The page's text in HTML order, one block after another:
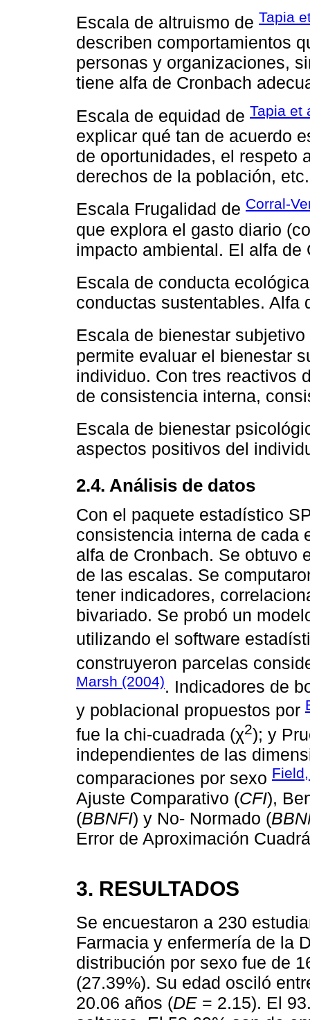
Escala de altruismo de Tapia
describen comportamientos
personas y organizaciones,
tiene alfa de Cronbach
Escala de equidad de Tapia et
explicar qué tan de acuerdo
de oportunidades, el respeto
derechos de la población,
Escala Frugalidad de Corral-
que explora el gasto diario
impacto ambiental. El alfa de
Escala de conducta
conductas sustentables. Alfa
Escala de bienestar
permite evaluar el bienestar
individuo. Con tres reactivos
de consistencia interna,
Escala de bienestar
aspectos positivos del
2.4. Análisis de datos
Con el paquete estadístico
consistencia interna de cada
alfa de Cronbach. Se obtuvo
de las escalas. Se
tener indicadores,
bivariado. Se probó un
utilizando el software
construyeron parcelas
Marsh (2004). Indicadores de
y poblacional propuestos por
fue la chi-cuadrada (χ2); y
independientes de las
comparaciones por sexo
Ajuste Comparativo (CFI),
(BBNFI) y No- Normado (
Error de Aproximación
3. RESULTADOS
Se encuestaron a 230
Farmacia y enfermería de la
distribución por sexo fue de
(27.39%). Su edad osciló
20.06 años (DE = 2.15). El